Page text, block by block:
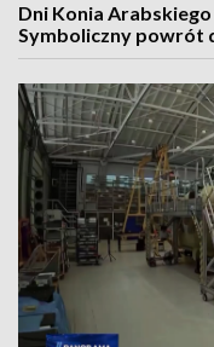
Dni Konia
Symboliczny powrót